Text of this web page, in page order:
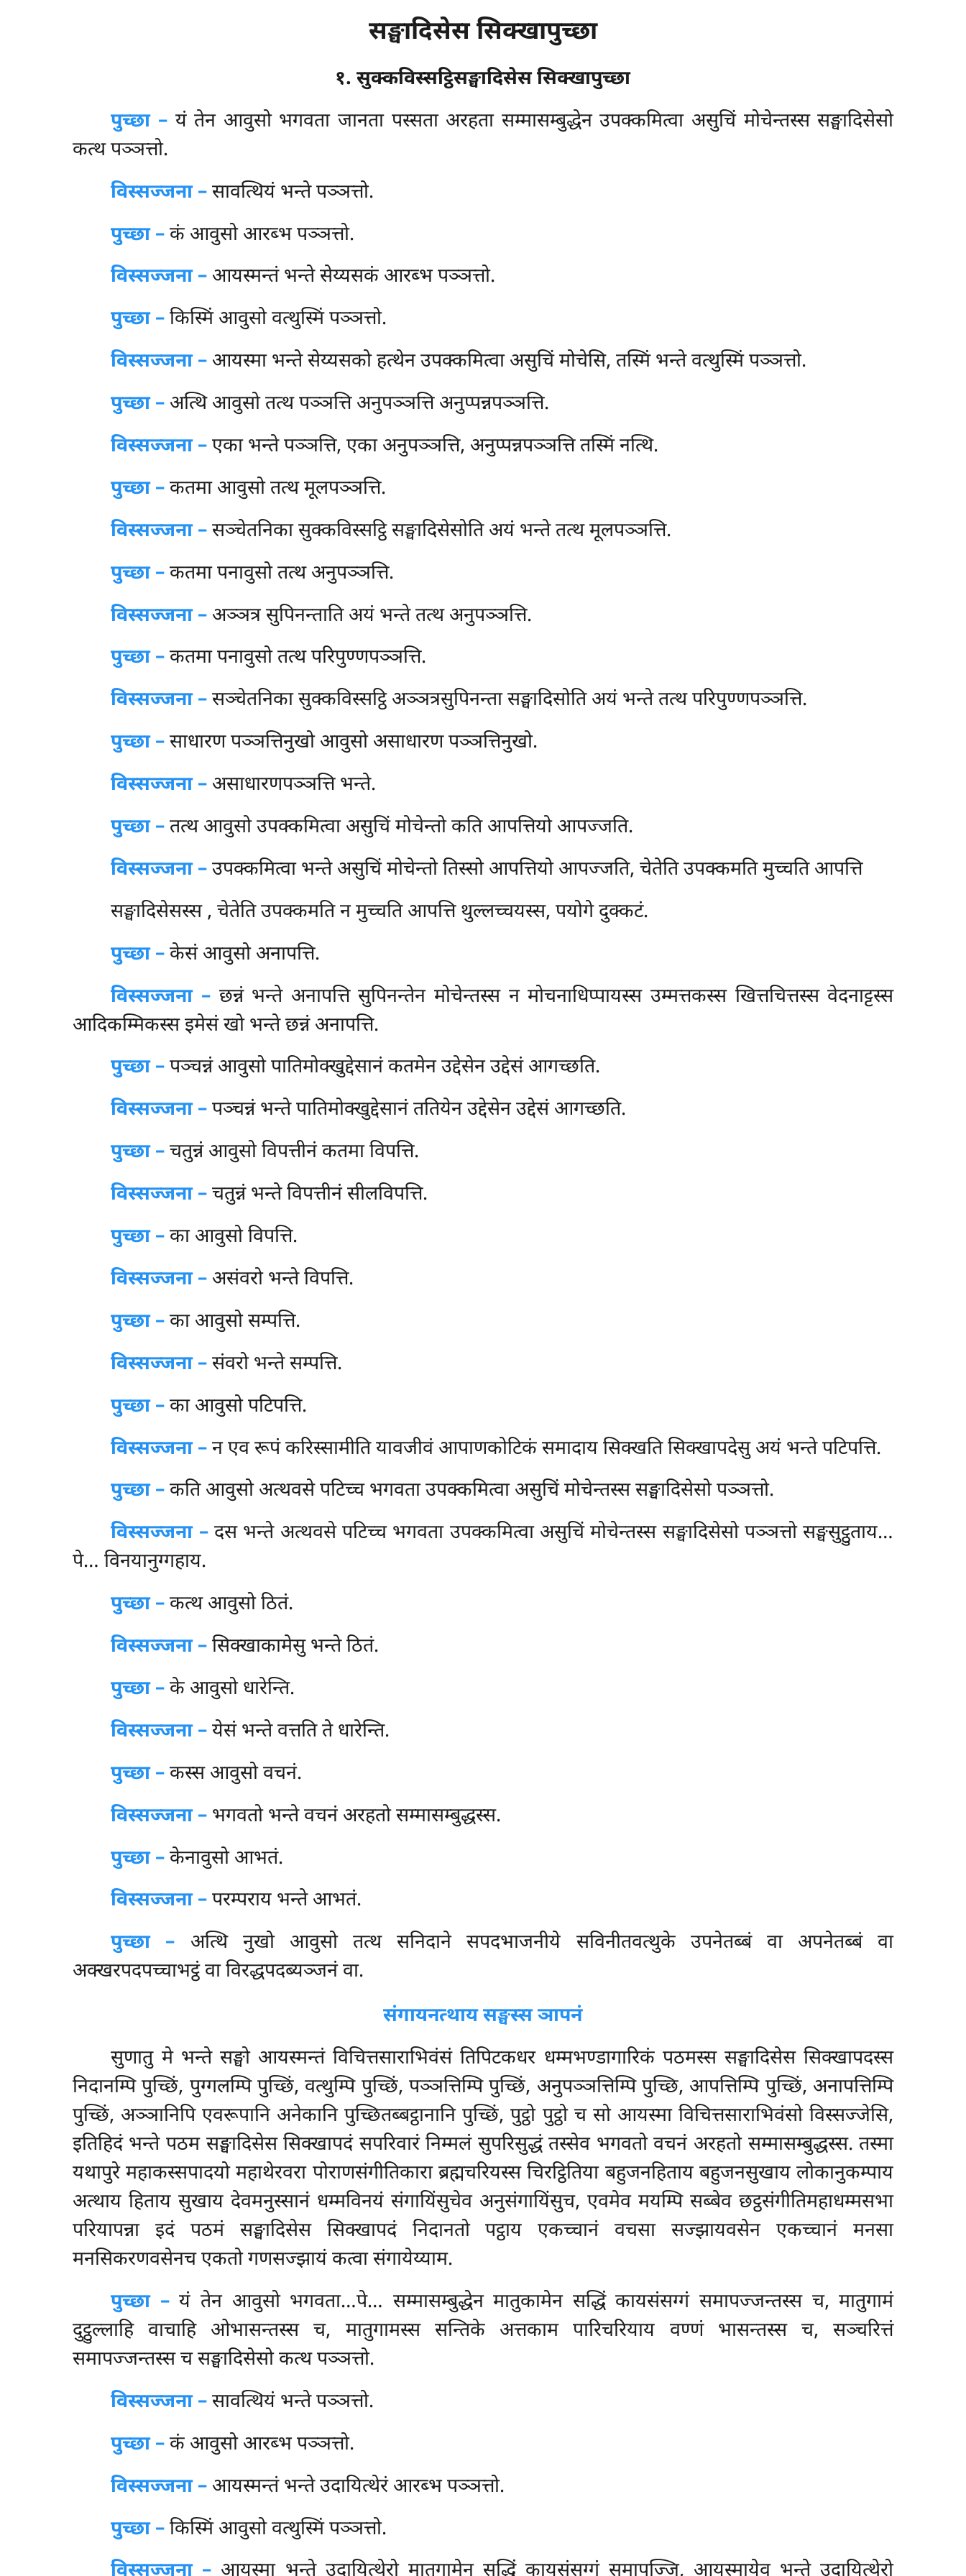
सङ्घादिसेस सिक्खापुच्छा
१. सुक्कविस्सट्ठिसङ्घादिसेस सिक्खापुच्छा
पुच्छा –यंतेन आवुसो भगवता जानता पस्सता अरहता सम्मासम्बुद्धेन उपक्कमित्वा असुचिं मोचेन्तस्स सङ्घादिसेसो
कत्थ पञ्ञत्तो.
विस्सज्जना – सावत्थियं भन्ते पञ्ञत्तो.
पुच्छा – कं आवुसो आरब्भ पञ्ञत्तो.
विस्सज्जना – आयस्मन्तं भन्ते सेय्यसकं आरब्भ पञ्ञत्तो.
पुच्छा – किस्मिं आवुसो वत्थुस्मिं पञ्ञत्तो.
विस्सज्जना – आयस्मा भन्ते सेय्यसको हत्थेन उपक्कमित्वा असुचिं मोचेसि, तस्मिं भन्ते वत्थुस्मिं पञ्ञत्तो.
पुच्छा – अत्थि आवुसो तत्थ पञ्ञत्ति अनुपञ्ञत्ति अनुप्पन्नपञ्ञत्ति.
विस्सज्जना – एका भन्ते पञ्ञत्ति, एका अनुपञ्ञत्ति, अनुप्पन्नपञ्ञत्ति तस्मिं नत्थि.
पुच्छा – कतमा आवुसो तत्थ मूलपञ्ञत्ति.
विस्सज्जना – सञ्चेतनिका सुक्कविस्सट्ठि सङ्घादिसेसोति अयं भन्ते तत्थ मूलपञ्ञत्ति.
पुच्छा – कतमा पनावुसो तत्थ अनुपञ्ञत्ति.
विस्सज्जना – अञ्ञत्र सुपिनन्ताति अयं भन्ते तत्थ अनुपञ्ञत्ति.
पुच्छा – कतमापनावुसो तत्थ परिपुण्णपञ्ञत्ति.
विस्सज्जना – सञ्चेतनिका सुक्कविस्सट्ठि अञ्ञत्रसुपिनन्ता सङ्घादिसोति अयं भन्ते तत्थ परिपुण्णपञ्ञत्ति.
पुच्छा – साधारण पञ्ञत्तिनुखो आवुसो असाधारण पञ्ञत्तिनुखो.
विस्सज्जना – असाधारणपञ्ञत्ति भन्ते.
पुच्छा – तत्थ आवुसो उपक्कमित्वा असुचिं मोचेन्तो कति आपत्तियो आपज्जति.
विस्सज्जना – उपक्कमित्वा भन्ते असुचिं मोचेन्तो तिस्सो आपत्तियो आपज्जति, चेतेति उपक्कमति मुच्चति आपत्ति
सङ्घादिसेसस्स , चेतेति उपक्कमति न मुच्चति आपत्ति थुल्लच्चयस्स, पयोगे दुक्कटं.
पुच्छा – केसं आवुसो अनापत्ति.
विस्सज्जना –छन्नं भन्ते अनापत्ति सुपिनन्तेन मोचेन्तस्स न मोचनाधिप्पायस्स उम्मत्तकस्स खित्तचित्तस्स वेदनाट्टस्स
आदिकम्मिकस्स इमेसं खो भन्ते छन्नं अनापत्ति.
पुच्छा – पञ्चन्नं आवुसो पातिमोक्खुद्देसानं कतमेन उद्देसेन उद्देसं आगच्छति.
विस्सज्जना – पञ्चन्नं भन्ते पातिमोक्खुद्देसानं ततियेन उद्देसेन उद्देसं आगच्छति.
पुच्छा – चतुन्नं आवुसो विपत्तीनं कतमा विपत्ति.
विस्सज्जना – चतुन्नं भन्ते विपत्तीनं सीलविपत्ति.
पुच्छा – का आवुसो विपत्ति.
विस्सज्जना – असंवरो भन्ते विपत्ति.
पुच्छा – का आवुसो सम्पत्ति.
विस्सज्जना – संवरो भन्ते सम्पत्ति.
पुच्छा – का आवुसो पटिपत्ति.
विस्सज्जना – न एव रूपं करिस्सामीति यावजीवं आपाणकोटिकं समादाय सिक्खति सिक्खापदेसु अयं भन्ते पटिपत्ति.
पुच्छा – कति आवुसो अत्थवसे पटिच्च भगवता उपक्कमित्वा असुचिं मोचेन्तस्स सङ्घादिसेसो पञ्ञत्तो.
विस्सज्जना –दस भन्ते अत्थवसे पटिच्च भगवता उपक्कमित्वा असुचिं मोचेन्तस्स सङ्घादिसेसो पञ्ञत्तो सङ्घसुट्ठुताय…
पे… विनयानुग्गहाय.
पुच्छा – कत्थ आवुसो ठितं.
विस्सज्जना – सिक्खाकामेसु भन्ते ठितं.
पुच्छा – के आवुसो धारेन्ति.
विस्सज्जना – येसं भन्ते वत्तति ते धारेन्ति.
पुच्छा – कस्स आवुसो वचनं.
विस्सज्जना – भगवतो भन्ते वचनं अरहतो सम्मासम्बुद्धस्स.
पुच्छा – केनावुसो आभतं.
विस्सज्जना – परम्पराय भन्ते आभतं.
पुच्छा – अत्थि नुखो आवुसो तत्थ सनिदाने सपदभाजनीये सविनीतवत्थुके उपनेतब्बं वा अपनेतब्बं वा
अक्खरपदपच्चाभट्ठं वा विरद्धपदब्यञ्जनं वा.
संगायनत्थाय सङ्घस्स ञापनं
सुणातु मे भन्ते सङ्घो आयस्मन्तं विचित्तसाराभिवंसं तिपिटकधर धम्मभण्डागारिकं पठमस्स सङ्घादिसेस सिक्खापदस्स
निदानम्पि पुच्छिं, पुग्गलम्पि पुच्छिं, वत्थुम्पि पुच्छिं, पञ्ञत्तिम्पि पुच्छिं, अनुपञ्ञत्तिम्पि पुच्छि, आपत्तिम्पि पुच्छिं, अनापत्तिम्पि
पुच्छिं, अञ्ञानिपि एवरूपानि अनेकानि पुच्छितब्बट्ठानानि पुच्छिं, पुट्ठो पुट्ठो च सो आयस्मा विचित्तसाराभिवंसो विस्सज्जेसि,
इतिहिदं भन्ते पठम सङ्घादिसेस सिक्खापदं सपरिवारं निम्मलं सुपरिसुद्धं तस्सेव भगवतो वचनं अरहतो सम्मासम्बुद्धस्स. तस्मा
यथापुरे महाकस्सपादयो महाथेरवरा पोराणसंगीतिकारा ब्रह्मचरियस्स चिरट्ठितिया बहुजनहिताय बहुजनसुखाय लोकानुकम्पाय
अत्थाय हिताय सुखाय देवमनुस्सानं धम्मविनयं संगायिंसुचेव अनुसंगायिंसुच, एवमेव मयम्पि सब्बेव छट्ठसंगीतिमहाधम्मसभा
परियापन्ना इदं पठमं सङ्घादिसेस सिक्खापदं निदानतो पट्ठाय एकच्चानं वचसा सज्झायवसेन एकच्चानं मनसा
मनसिकरणवसेनच एकतो गणसज्झायं कत्वा संगायेय्याम.
पुच्छा –यंतेन आवुसो भगवता…पे… सम्मासम्बुद्धेन मातुकामेन सद्धिं कायसंसग्गं समापज्जन्तस्स च, मातुगामं
दुट्ठुल्लाहि वाचाहि ओभासन्तस्स च, मातुगामस्स सन्तिके अत्तकाम पारिचरियाय वण्णं भासन्तस्स च, सञ्चरित्तं
समापज्जन्तस्स च सङ्घादिसेसो कत्थ पञ्ञत्तो.
विस्सज्जना – सावत्थियं भन्ते पञ्ञत्तो.
पुच्छा – कं आवुसो आरब्भ पञ्ञत्तो.
विस्सज्जना – आयस्मन्तं भन्ते उदायित्थेरं आरब्भ पञ्ञत्तो.
पुच्छा – किस्मिं आवुसो वत्थुस्मिं पञ्ञत्तो.